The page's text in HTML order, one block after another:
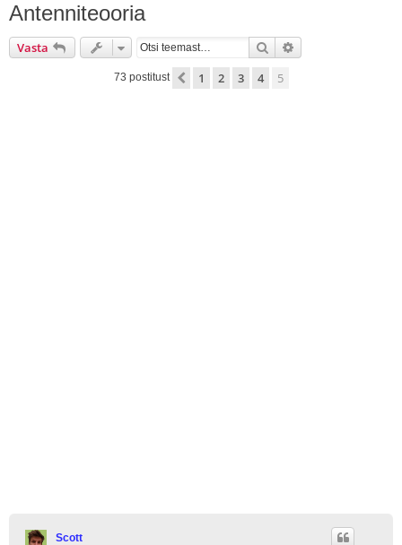
Antenniteooria
Vasta Otsi
73 postitust Eelmine
1 2 3 4 5
Scott